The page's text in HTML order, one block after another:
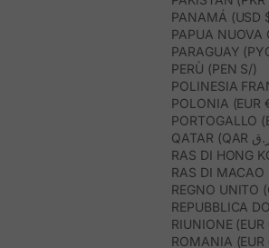
PANAMÁ (USD
PAPUA NUOVA
PARAGUAY
PERÙ (PEN S/)
POLINESIA
POLONIA (EUR
PORTOGALLO
RAS DI HONG
RAS DI MACAO
REGNO UNITO
REPUBBLICA
RIUNIONE (EUR
ROMANIA (EUR